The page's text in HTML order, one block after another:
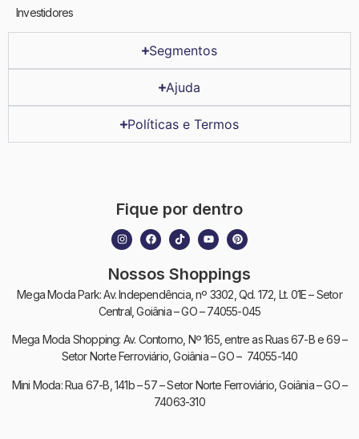
Investidores
Segmentos
Ajuda
Políticas e Termos
Fique por dentro
Nossos Shoppings
Mega Moda Park: Av. Independência, nº 3302, Qd. 172, Lt. 01E – Setor
Central, Goiânia – GO – 74055-045
Mega Moda Shopping: Av. Contorno, Nº 165, entre as Ruas 67-B e 69 –
Setor Norte Ferroviário, Goiânia – GO – 74055-140
Mini Moda: Rua 67-B, 141b – 57 – Setor Norte Ferroviário, Goiânia – GO –
74063-310